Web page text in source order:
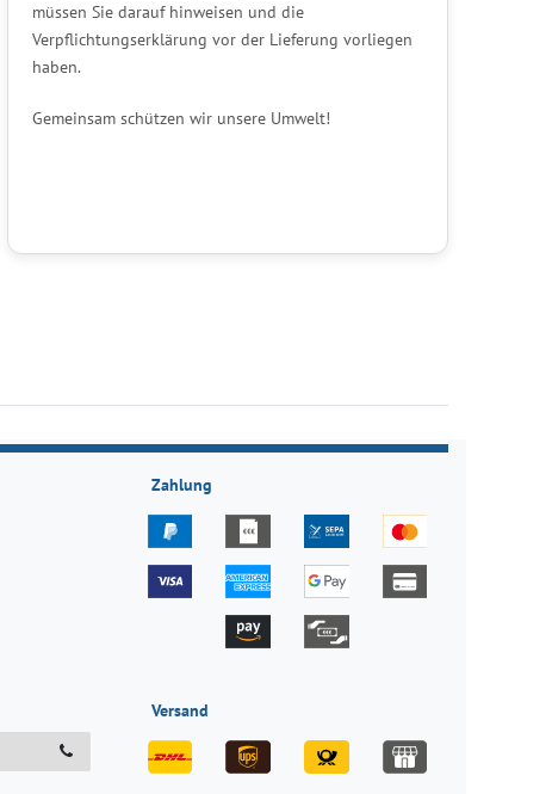
müssen Sie darauf hinweisen und die
Verpflichtungserklärung vor der Lieferung vorliegen
haben.
Gemeinsam schützen wir unsere Umwelt!
Zahlung
Versand